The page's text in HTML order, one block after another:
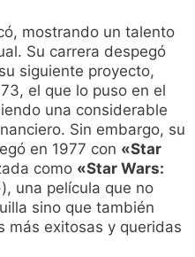
mostrando un talento
Su carrera despegó
siguiente proyecto,
el que lo puso en el
una considerable
Sin embargo, su
en 1977 con «Star
como «Star Wars:
), una película que no
sino que también
más exitosas y queridas